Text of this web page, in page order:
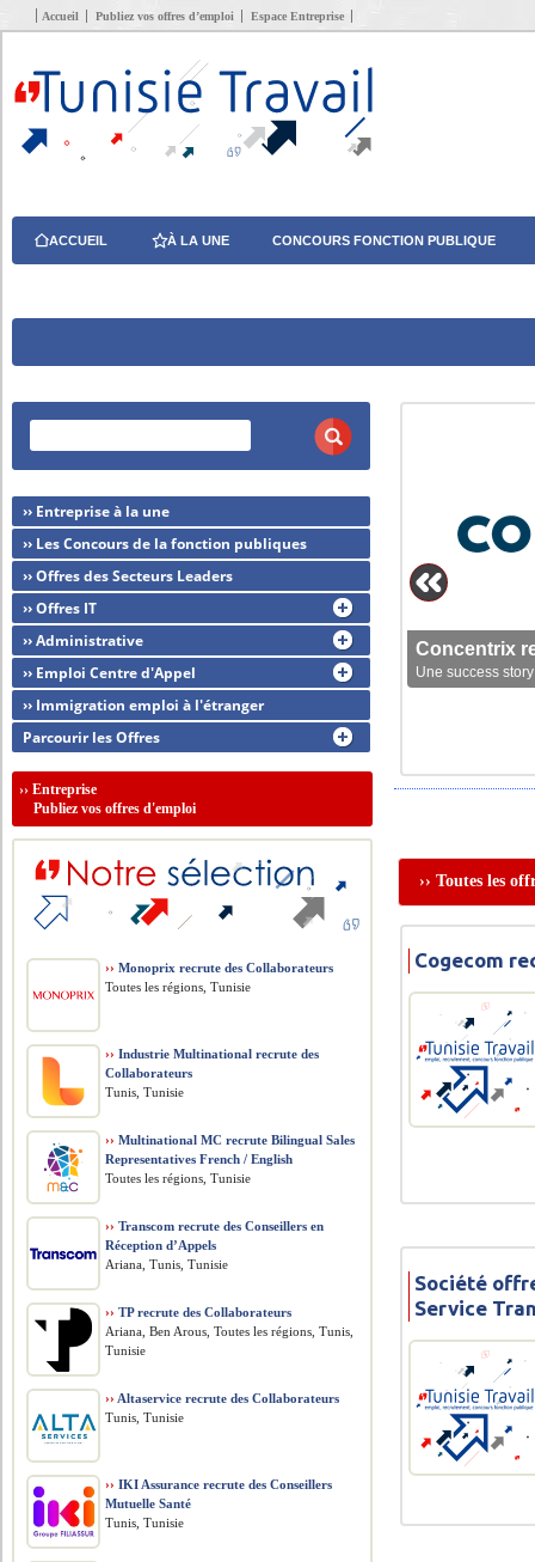
Accueil Publiez vos offres d’emploi Espace Entreprise
ACCUEIL À LA UNE CONCOURS FONCTION PUBLIQUE
Concentrix
Une success
›› Toutes les
Cogecom
Société
Service
›› Entreprise à la une
›› Les Concours de la fonction publiques
›› Offres des Secteurs Leaders
›› Offres IT
›› Administrative
›› Emploi Centre d'Appel
›› Immigration emploi à l'étranger
Parcourir les Offres
››Entreprise
Publiez vos offres d'emploi
›› Monoprix recrute des Collaborateurs
Toutes les régions, Tunisie
›› Industrie Multinational recrute des
Collaborateurs
Tunis, Tunisie
›› Multinational MC recrute Bilingual Sales
Representatives French / English
Toutes les régions, Tunisie
›› Transcom recrute des Conseillers en
Réception d’Appels
Ariana, Tunis, Tunisie
›› TP recrute des Collaborateurs
Ariana, Ben Arous, Toutes les régions, Tunis,
Tunisie
›› Altaservice recrute des Collaborateurs
Tunis, Tunisie
›› IKI Assurance recrute des Conseillers
Mutuelle Santé
Tunis, Tunisie